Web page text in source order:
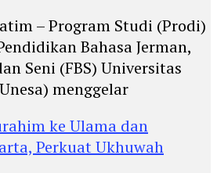
– Program Studi (Prodi)
Bahasa Jerman,
Seni (FBS) Universitas
menggelar